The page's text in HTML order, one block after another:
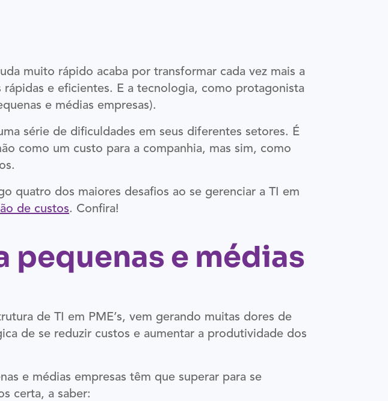
muito rápido acaba por transformar cada vez mais a
e eficientes. E a tecnologia, como protagonista
e médias empresas).
série de dificuldades em seus diferentes setores. É
como um custo para a companhia, mas sim, como
quatro dos maiores desafios ao se gerenciar a TI em
de custos. Confira!
pequenas e médias
de TI em PME’s, vem gerando muitas dores de
de se reduzir custos e aumentar a produtividade dos
e médias empresas têm que superar para se
certa, a saber: